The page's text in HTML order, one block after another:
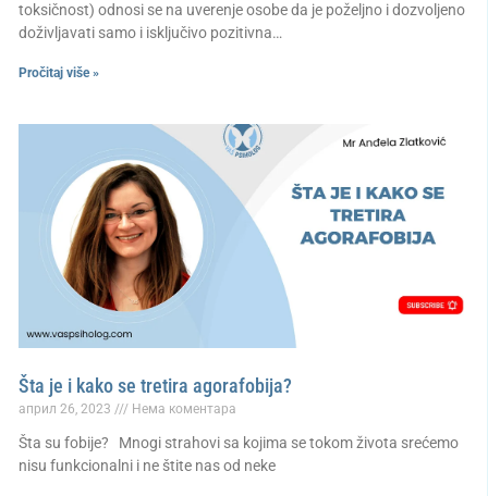
toksičnost) odnosi se na uverenje osobe da je poželjno i dozvoljeno
doživljavati samo i isključivo pozitivna…
Pročitaj više »
Šta je i kako se tretira agorafobija?
април 26, 2023 Нема коментара
Šta su fobije? Mnogi strahovi sa kojima se tokom života srećemo
nisu funkcionalni i ne štite nas od neke